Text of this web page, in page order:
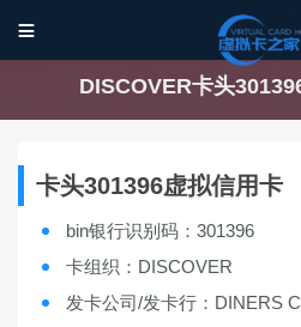

DISCOVER卡头
卡头301396虚拟信用卡
bin银行识别码：301396
卡组织：DISCOVER
发卡公司/发卡行：DINERS